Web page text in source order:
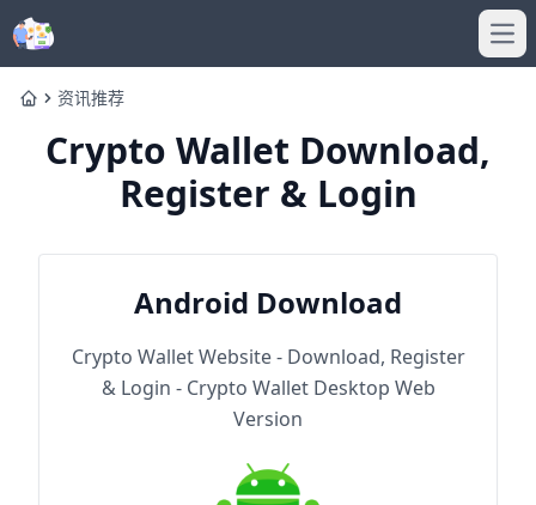
Home资讯推荐
Crypto Wallet Download,
Register & Login
Android Download
Crypto Wallet Website - Download, Register
& Login - Crypto Wallet Desktop Web
Version